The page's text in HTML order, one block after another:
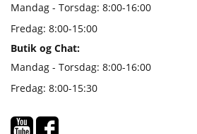
Mandag - Torsdag: 8:00-16:00
Fredag: 8:00-15:00
Butik og Chat:
Mandag - Torsdag: 8:00-16:00
Fredag: 8:00-15:30